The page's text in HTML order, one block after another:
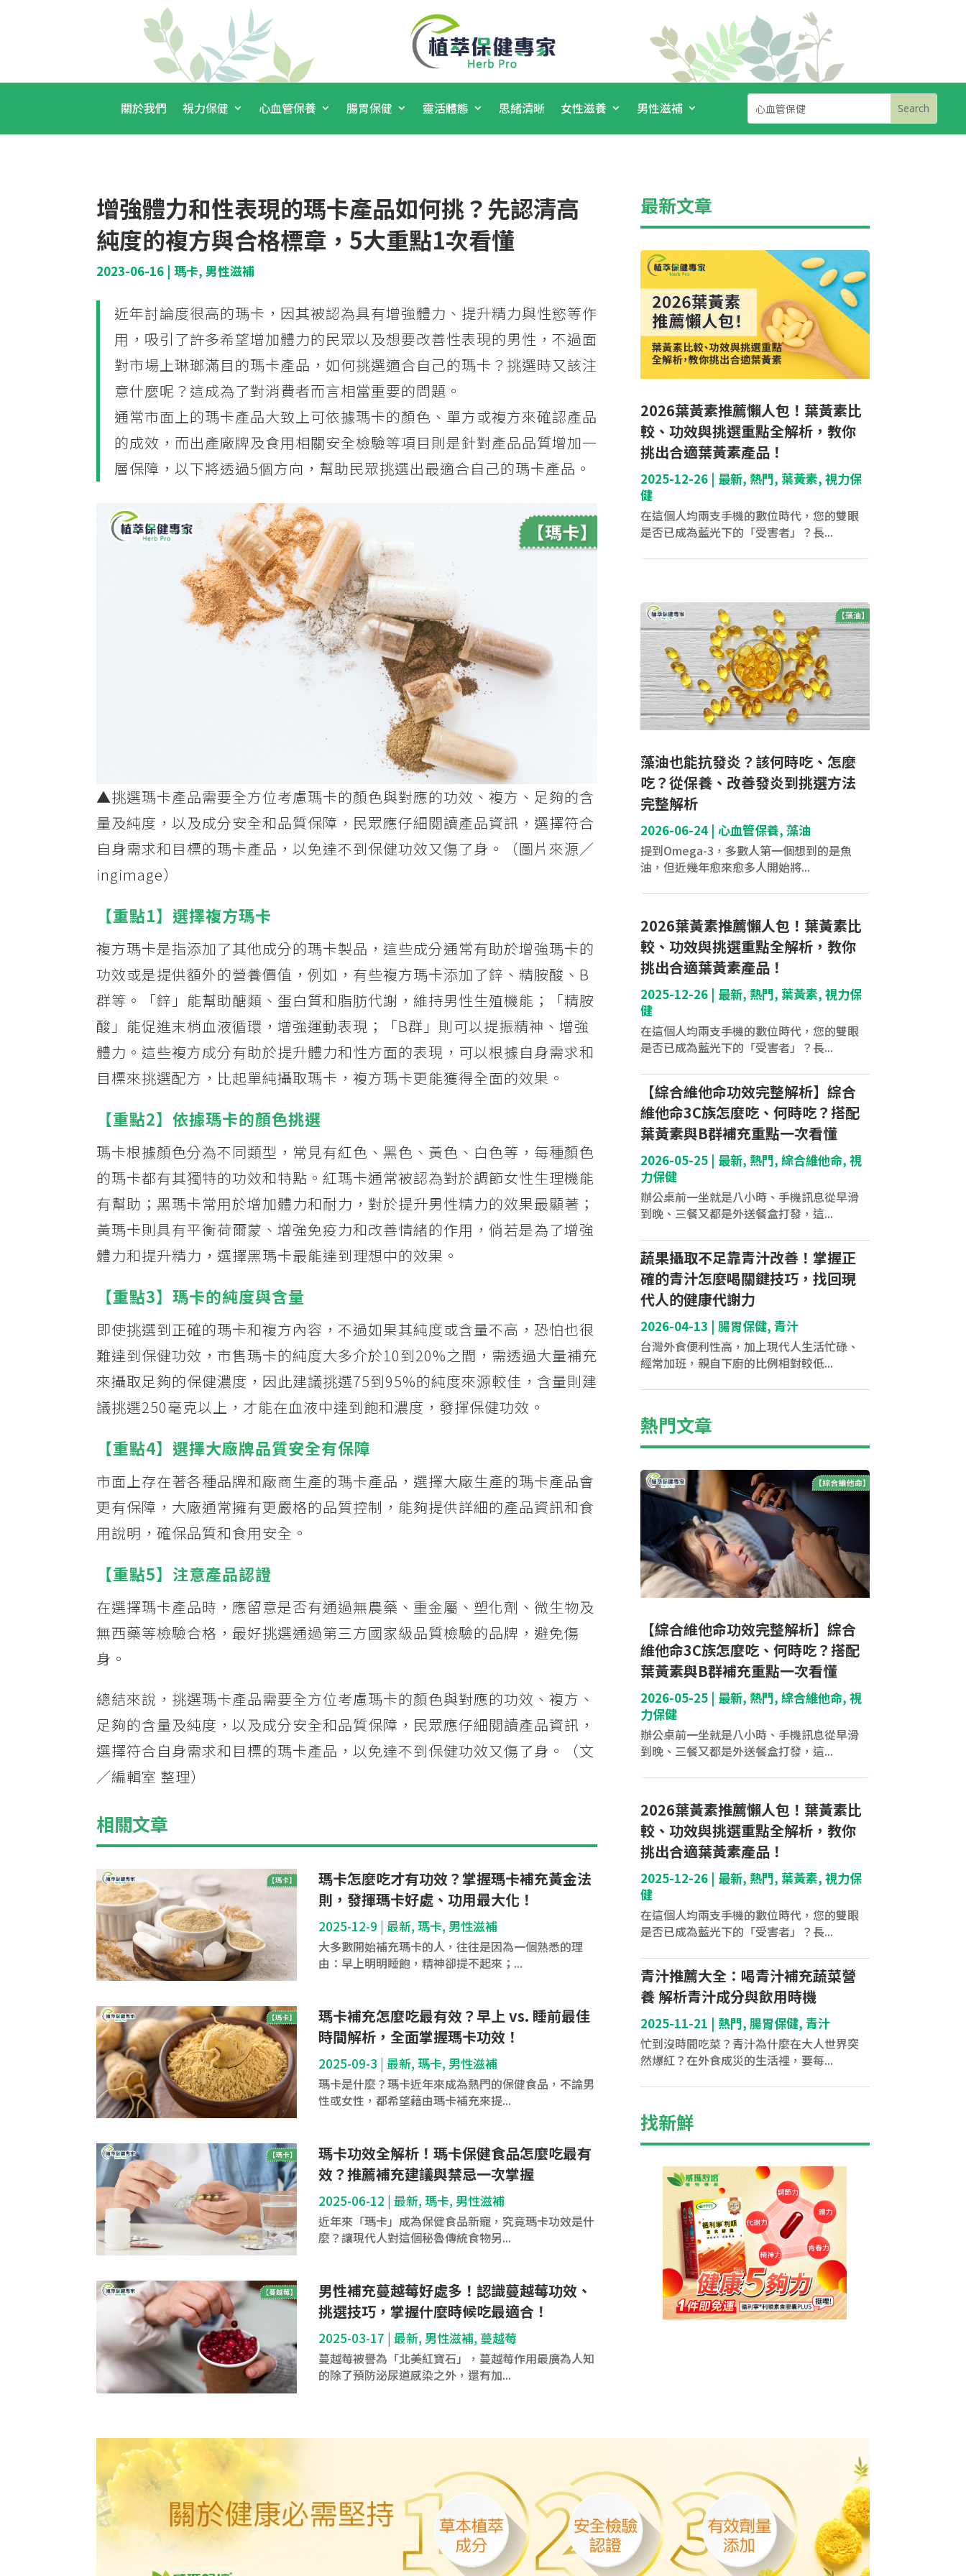
關於我們 視力保健 心血管保養 腸胃保健 靈活體態 思緒清晰 女性滋養 男性滋補
增強體力和性表現的瑪卡產品如何挑？先認清高
純度的複方與合格標章，5大重點1次看懂
2023-06-16 |瑪卡,男性滋補
近年討論度很高的瑪卡，因其被認為具有增強體力、提升精力與性慾等作
用，吸引了許多希望增加體力的民眾以及想要改善性表現的男性，不過面
對市場上琳瑯滿目的瑪卡產品，如何挑選適合自己的瑪卡？挑選時又該注
意什麼呢？這成為了對消費者而言相當重要的問題。
通常市面上的瑪卡產品大致上可依據瑪卡的顏色、單方或複方來確認產品
的成效，而出產廠牌及食用相關安全檢驗等項目則是針對產品品質增加一
層保障，以下將透過5個方向，幫助民眾挑選出最適合自己的瑪卡產品。
▲挑選瑪卡產品需要全方位考慮瑪卡的顏色與對應的功效、複方、足夠的含
量及純度，以及成分安全和品質保障，民眾應仔細閱讀產品資訊，選擇符合
自身需求和目標的瑪卡產品，以免達不到保健功效又傷了身。（圖片來源／
ingimage）
【重點1】選擇複方瑪卡
複方瑪卡是指添加了其他成分的瑪卡製品，這些成分通常有助於增強瑪卡的
功效或是提供額外的營養價值，例如，有些複方瑪卡添加了鋅、精胺酸、B
群等。「鋅」能幫助醣類、蛋白質和脂肪代謝，維持男性生殖機能；「精胺
酸」能促進末梢血液循環，增強運動表現；「B群」則可以提振精神、增強
體力。這些複方成分有助於提升體力和性方面的表現，可以根據自身需求和
目標來挑選配方，比起單純攝取瑪卡，複方瑪卡更能獲得全面的效果。
【重點2】依據瑪卡的顏色挑選
瑪卡根據顏色分為不同類型，常見有紅色、黑色、黃色、白色等，每種顏色
的瑪卡都有其獨特的功效和特點。紅瑪卡通常被認為對於調節女性生理機能
有幫助；黑瑪卡常用於增加體力和耐力，對於提升男性精力的效果最顯著；
黃瑪卡則具有平衡荷爾蒙、增強免疫力和改善情緒的作用，倘若是為了增強
體力和提升精力，選擇黑瑪卡最能達到理想中的效果。
【重點3】瑪卡的純度與含量
即使挑選到正確的瑪卡和複方內容，不過如果其純度或含量不高，恐怕也很
難達到保健功效，市售瑪卡的純度大多介於10到20%之間，需透過大量補充
來攝取足夠的保健濃度，因此建議挑選75到95%的純度來源較佳，含量則建
議挑選250毫克以上，才能在血液中達到飽和濃度，發揮保健功效。
【重點4】選擇大廠牌品質安全有保障
市面上存在著各種品牌和廠商生產的瑪卡產品，選擇大廠生產的瑪卡產品會
更有保障，大廠通常擁有更嚴格的品質控制，能夠提供詳細的產品資訊和食
用說明，確保品質和食用安全。
【重點5】注意產品認證
在選擇瑪卡產品時，應留意是否有通過無農藥、重金屬、塑化劑、微生物及
無西藥等檢驗合格，最好挑選通過第三方國家級品質檢驗的品牌，避免傷
身。
總結來說，挑選瑪卡產品需要全方位考慮瑪卡的顏色與對應的功效、複方、
足夠的含量及純度，以及成分安全和品質保障，民眾應仔細閱讀產品資訊，
選擇符合自身需求和目標的瑪卡產品，以免達不到保健功效又傷了身。（文
／編輯室 整理）
相關文章
瑪卡怎麼吃才有功效？掌握瑪卡補充黃金法
則，發揮瑪卡好處、功用最大化！
2025-12-9 |最新,瑪卡, 男性滋補
大多數開始補充瑪卡的人，往往是因為一個熟悉的理
由：早上明明睡飽，精神卻提不起來；...
瑪卡補充怎麼吃最有效？早上 vs. 睡前最佳
時間解析，全面掌握瑪卡功效！
2025-09-3 |最新,瑪卡, 男性滋補
瑪卡是什麼？瑪卡近年來成為熱門的保健食品，不論男
性或女性，都希望藉由瑪卡補充來提...
瑪卡功效全解析！瑪卡保健食品怎麼吃最有
效？推薦補充建議與禁忌一次掌握
2025-06-12 |最新,瑪卡,男性滋補
近年來「瑪卡」成為保健食品新寵，究竟瑪卡功效是什
麼？讓現代人對這個秘魯傳統食物另...
男性補充蔓越莓好處多！認識蔓越莓功效、
挑選技巧，掌握什麼時候吃最適合！
2025-03-17 |最新,男性滋補, 蔓越莓
蔓越莓被譽為「北美紅寶石」，蔓越莓作用最廣為人知
的除了預防泌尿道感染之外，還有加...
最新文章
2026葉黃素推薦懶人包！葉黃素比
較、功效與挑選重點全解析，教你
挑出合適葉黃素產品！
2025-12-26| 最新, 熱門, 葉黃素, 視力保
健
在這個人均兩支手機的數位時代，您的雙眼
是否已成為藍光下的「受害者」？長...
藻油也能抗發炎？該何時吃、怎麼
吃？從保養、改善發炎到挑選方法
完整解析
2026-06-24| 心血管保養, 藻油
提到Omega-3，多數人第一個想到的是魚
油，但近幾年愈來愈多人開始將...
2026葉黃素推薦懶人包！葉黃素比
較、功效與挑選重點全解析，教你
挑出合適葉黃素產品！
2025-12-26| 最新, 熱門, 葉黃素, 視力保
健
在這個人均兩支手機的數位時代，您的雙眼
是否已成為藍光下的「受害者」？長...
【綜合維他命功效完整解析】綜合
維他命3C族怎麼吃、何時吃？搭配
葉黃素與B群補充重點一次看懂
2026-05-25| 最新, 熱門, 綜合維他命, 視
力保健
辦公桌前一坐就是八小時、手機訊息從早滑
到晚、三餐又都是外送餐盒打發，這...
蔬果攝取不足靠青汁改善！掌握正
確的青汁怎麼喝關鍵技巧，找回現
代人的健康代謝力
2026-04-13 | 腸胃保健, 青汁
台灣外食便利性高，加上現代人生活忙碌、
經常加班，親自下廚的比例相對較低...
熱門文章
【綜合維他命功效完整解析】綜合
維他命3C族怎麼吃、何時吃？搭配
葉黃素與B群補充重點一次看懂
2026-05-25| 最新, 熱門, 綜合維他命, 視
力保健
辦公桌前一坐就是八小時、手機訊息從早滑
到晚、三餐又都是外送餐盒打發，這...
2026葉黃素推薦懶人包！葉黃素比
較、功效與挑選重點全解析，教你
挑出合適葉黃素產品！
2025-12-26| 最新, 熱門, 葉黃素, 視力保
健
在這個人均兩支手機的數位時代，您的雙眼
是否已成為藍光下的「受害者」？長...
青汁推薦大全：喝青汁補充蔬菜營
養 解析青汁成分與飲用時機
2025-11-21 | 熱門, 腸胃保健, 青汁
忙到沒時間吃菜？青汁為什麼在大人世界突
然爆紅？在外食成災的生活裡，要每...
找新鮮